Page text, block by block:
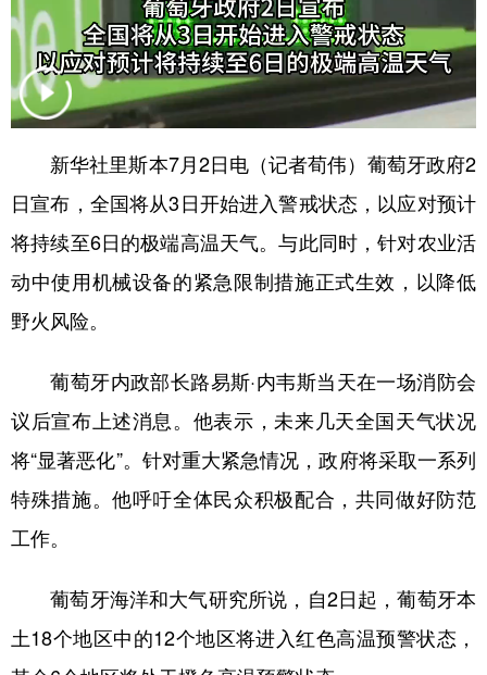
地方频道
北京 天津 河北 山西
辽宁 吉林
山东 湖北 湖南
广东 广西 海南 重庆
四川 贵州 云南 西藏
陕西
新疆 内蒙古 黑龙江
多语种频道
English Español Français عربى
Deutsch Português
新华社里斯本7月2日电（记者荀伟）葡萄牙政府2
日宣布，全国将从3日开始进入警戒状态，以应对预计
将持续至6日的极端高温天气。与此同时，针对农业活
动中使用机械设备的紧急限制措施正式生效，以降低
野火风险。
葡萄牙内政部长路易斯·内韦斯当天在一场消防会
议后宣布上述消息。他表示，未来几天全国天气状况
将“显著恶化”。针对重大紧急情况，政府将采取一系列
特殊措施。他呼吁全体民众积极配合，共同做好防范
工作。
葡萄牙海洋和大气研究所说，自2日起，葡萄牙本
土18个地区中的12个地区将进入红色高温预警状态，